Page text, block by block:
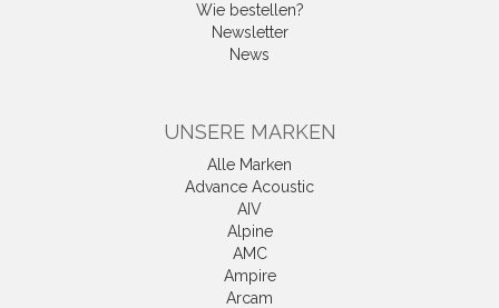
Wie bestellen?
Newsletter
News
UNSERE MARKEN
Alle Marken
Advance Acoustic
AIV
Alpine
AMC
Ampire
Arcam